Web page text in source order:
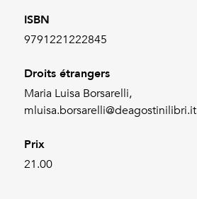
ISBN
9791221222845
Droits étrangers
Maria Luisa Borsarelli,
mluisa.borsarelli@deagostinilibri.it
Prix
21.00